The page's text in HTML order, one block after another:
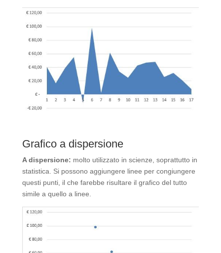
Grafico a dispersione
A dispersione: molto utilizzato in scienze, soprattutto in
statistica. Si possono aggiungere linee per congiungere
questi punti, il che farebbe risultare il grafico del tutto
simile a quello a linee.